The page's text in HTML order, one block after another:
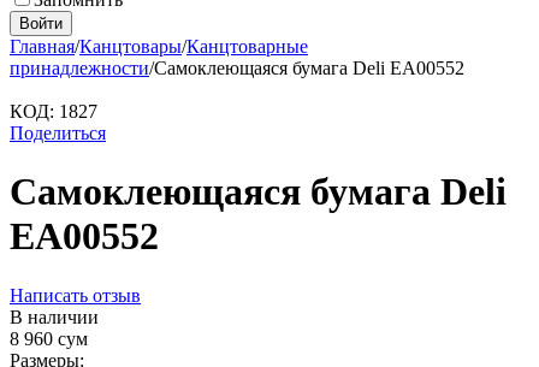
Войти
Главная/Канцтовары/Канцтоварные
принадлежности/Самоклеющаяся бумага Deli EA00552
КОД: 1827
Поделиться
Самоклеющаяся бумага Deli
EA00552
Написать отзыв
В наличии
8 960 сум
Размеры: